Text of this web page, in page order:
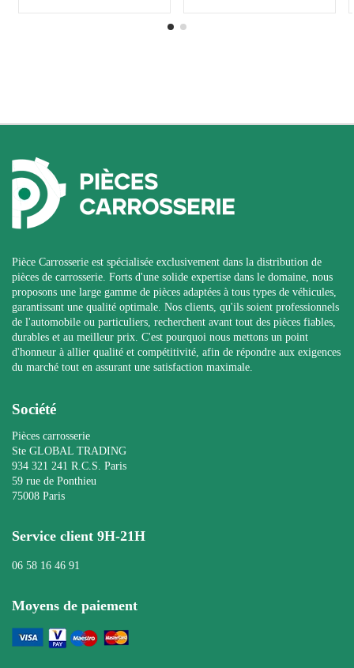
Pièce Carrosserie est spécialisée exclusivement dans la distribution de
pièces de carrosserie. Forts d'une solide expertise dans le domaine, nous
proposons une large gamme de pièces adaptées à tous types de véhicules,
garantissant une qualité optimale. Nos clients, qu'ils soient professionnels
de l'automobile ou particuliers, recherchent avant tout des pièces fiables,
durables et au meilleur prix. C'est pourquoi nous mettons un point
d'honneur à allier qualité et compétitivité, afin de répondre aux exigences
du marché tout en assurant une satisfaction maximale.
Société
Pièces carrosserie
Ste GLOBAL TRADING
934 321 241 R.C.S. Paris
59 rue de Ponthieu
75008 Paris
Service client 9H-21H
06 58 16 46 91
Moyens de paiement